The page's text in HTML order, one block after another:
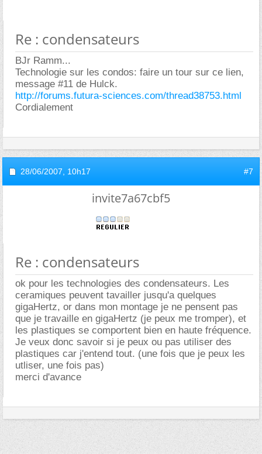
Re : condensateurs
BJr Ramm...
Technologie sur les condos: faire un tour sur ce lien,
message #11 de Hulck.
http://forums.futura-sciences.com/thread38753.html
Cordialement
28/06/2007, 10h17 #7
invite7a67cbf5
Re : condensateurs
ok pour les technologies des condensateurs. Les
ceramiques peuvent tavailler jusqu'a quelques
gigaHertz, or dans mon montage je ne pensent pas
que je travaille en gigaHertz (je peux me tromper), et
les plastiques se comportent bien en haute fréquence.
Je veux donc savoir si je peux ou pas utiliser des
plastiques car j'entend tout. (une fois que je peux les
utliser, une fois pas)
merci d'avance